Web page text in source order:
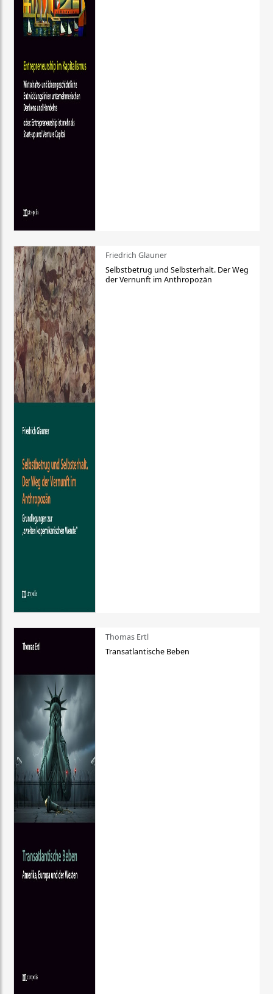
Friedrich Glauner
Selbstbetrug und Selbsterhalt. Der Weg
der Vernunft im Anthropozän
Thomas Ertl
Transatlantische Beben